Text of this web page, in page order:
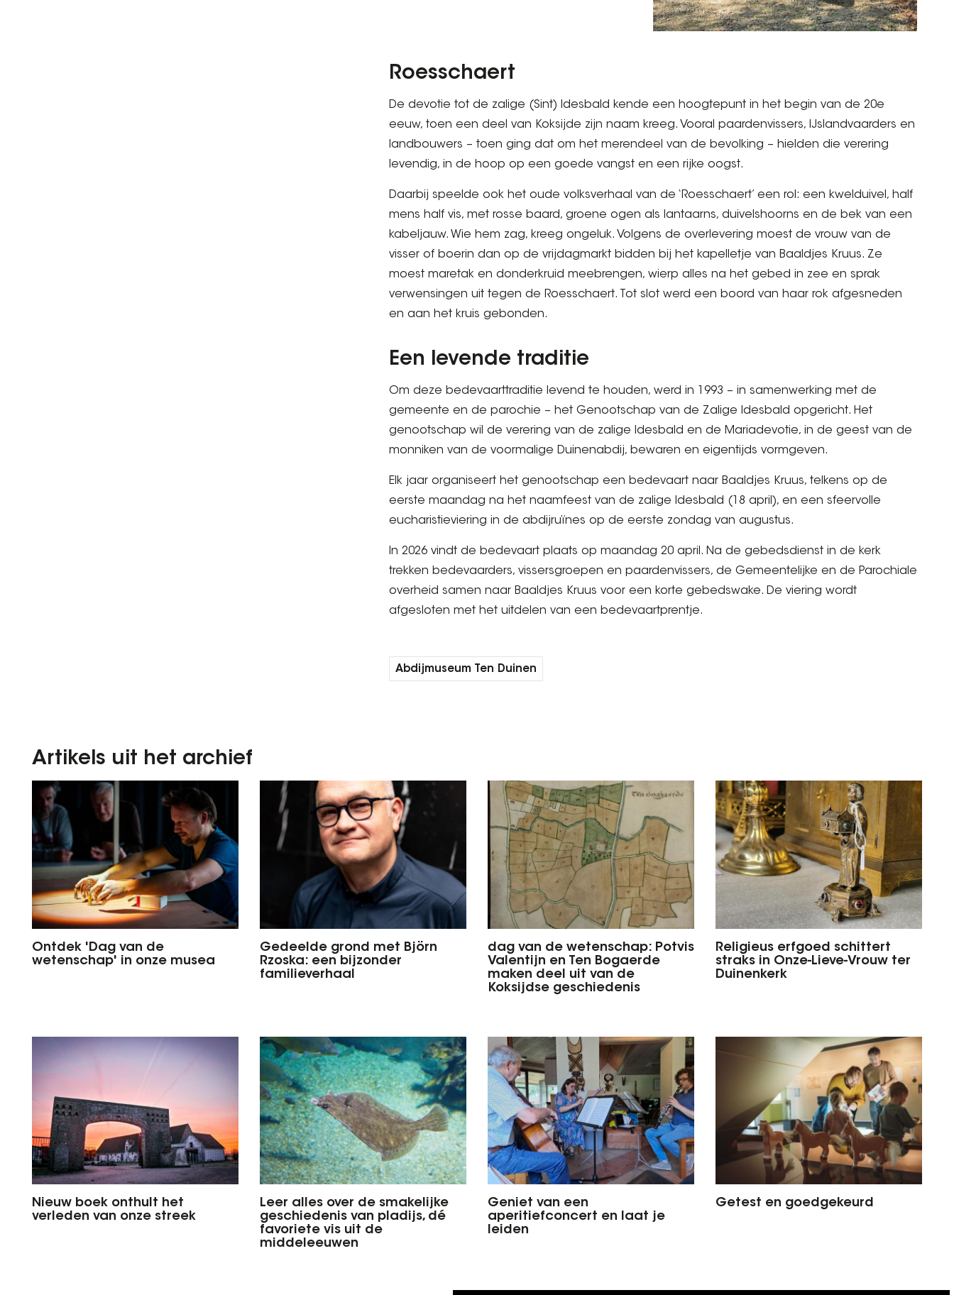
Roesschaert
De devotie tot de zalige (Sint) Idesbald kende een hoogtepunt in het begin van de 20e
eeuw, toen een deel van Koksijde zijn naam kreeg. Vooral paardenvissers, IJslandvaarders en
landbouwers – toen ging dat om het merendeel van de bevolking – hielden die verering
levendig, in de hoop op een goede vangst en een rijke oogst.
Daarbij speelde ook het oude volksverhaal van de ‘Roesschaert’ een rol: een kwelduivel, half
mens half vis, met rosse baard, groene ogen als lantaarns, duivelshoorns en de bek van een
kabeljauw. Wie hem zag, kreeg ongeluk. Volgens de overlevering moest de vrouw van de
visser of boerin dan op de vrijdagmarkt bidden bij het kapelletje van Baaldjes Kruus. Ze
moest maretak en donderkruid meebrengen, wierp alles na het gebed in zee en sprak
verwensingen uit tegen de Roesschaert. Tot slot werd een boord van haar rok afgesneden
en aan het kruis gebonden.
Een levende traditie
Om deze bedevaarttraditie levend te houden, werd in 1993 – in samenwerking met de
gemeente en de parochie – het Genootschap van de Zalige Idesbald opgericht. Het
genootschap wil de verering van de zalige Idesbald en de Mariadevotie, in de geest van de
monniken van de voormalige Duinenabdij, bewaren en eigentijds vormgeven.
Elk jaar organiseert het genootschap een bedevaart naar Baaldjes Kruus, telkens op de
eerste maandag na het naamfeest van de zalige Idesbald (18 april), en een sfeervolle
eucharistieviering in de abdijruïnes op de eerste zondag van augustus.
In 2026 vindt de bedevaart plaats op maandag 20 april. Na de gebedsdienst in de kerk
trekken bedevaarders, vissersgroepen en paardenvissers, de Gemeentelijke en de Parochiale
overheid samen naar Baaldjes Kruus voor een korte gebedswake. De viering wordt
afgesloten met het uitdelen van een bedevaartprentje.
Abdijmuseum Ten Duinen
Artikels uit het archief
Ontdek 'Dag van de
wetenschap' in onze musea
Gedeelde grond met Björn
Rzoska: een bijzonder
familieverhaal
dag van de wetenschap: Potvis
Valentijn en Ten Bogaerde
maken deel uit van de
Koksijdse geschiedenis
Religieus erfgoed schittert
straks in Onze-Lieve-Vrouw ter
Duinenkerk
Nieuw boek onthult het
verleden van onze streek
Leer alles over de smakelijke
geschiedenis van pladijs, dé
favoriete vis uit de
middeleeuwen
Geniet van een
aperitiefconcert en laat je
leiden
Getest en goedgekeurd